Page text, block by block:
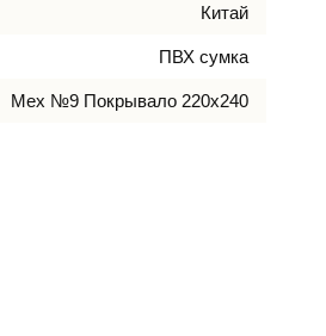
Китай
ПВХ сумка
Мех №9 Покрывало 220х240